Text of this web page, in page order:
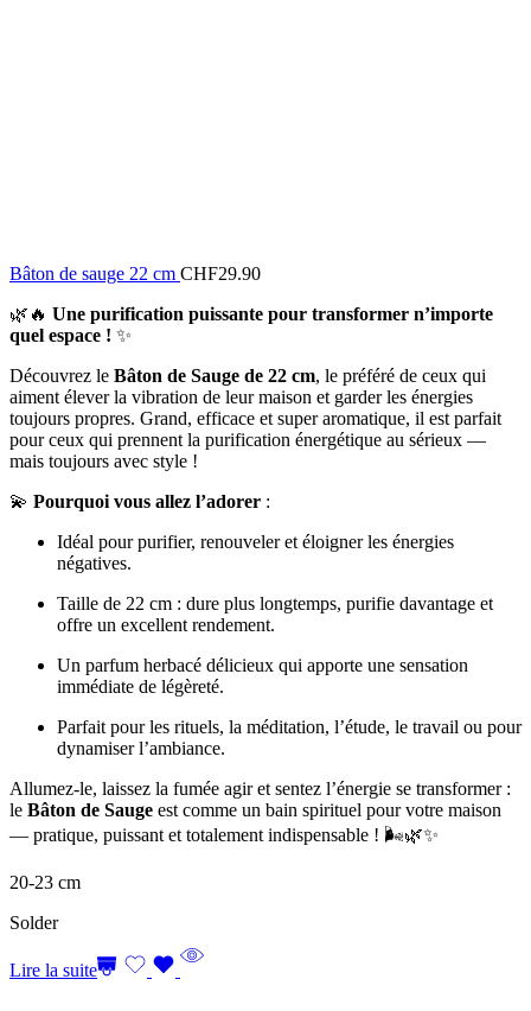
Bâton de sauge 22 cm CHF29.90
🌿🔥 Une purification puissante pour transformer n’importe
quel espace ! ✨
Découvrez le Bâton de Sauge de 22 cm, le préféré de ceux qui
aiment élever la vibration de leur maison et garder les énergies
toujours propres. Grand, efficace et super aromatique, il est parfait
pour ceux qui prennent la purification énergétique au sérieux —
mais toujours avec style !
💫 Pourquoi vous allez l’adorer :
Idéal pour purifier, renouveler et éloigner les énergies
négatives.
Taille de 22 cm : dure plus longtemps, purifie davantage et
offre un excellent rendement.
Un parfum herbacé délicieux qui apporte une sensation
immédiate de légèreté.
Parfait pour les rituels, la méditation, l’étude, le travail ou pour
dynamiser l’ambiance.
Allumez-le, laissez la fumée agir et sentez l’énergie se transformer :
le Bâton de Sauge est comme un bain spirituel pour votre maison
— pratique, puissant et totalement indispensable ! 🌬️🌿✨
20-23 cm
Solder
Lire la suite